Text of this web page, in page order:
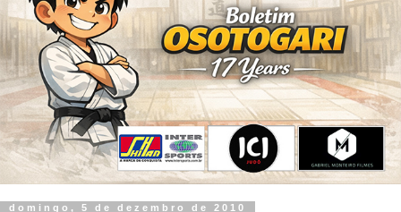
domingo, 5 de dezembro de 2010